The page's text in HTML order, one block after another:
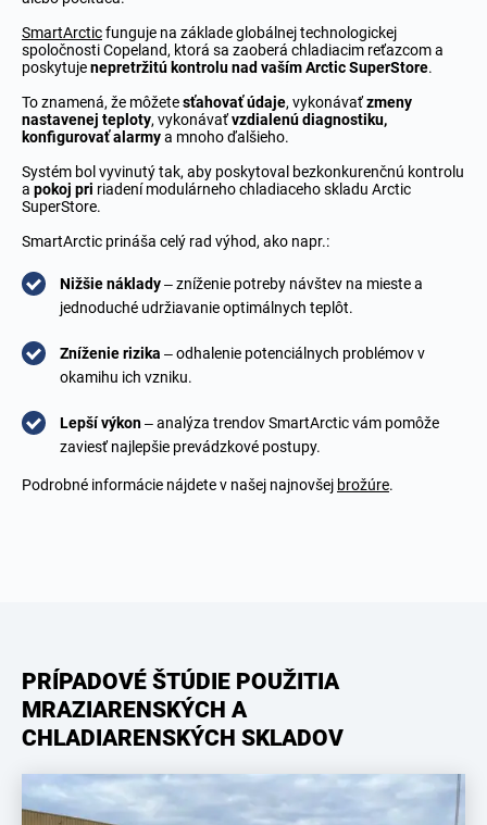
SmartArcticfunguje na základe globálnej technologickej
spoločnosti Copeland, ktorá sa zaoberá chladiacim reťazcom a
poskytujenepretržitú kontrolu nad vaším Arctic SuperStore.
To znamená, že môžetesťahovať údaje, vykonávaťzmeny
nastavenej teploty, vykonávaťvzdialenú diagnostiku,
konfigurovať alarmya mnoho ďalšieho.
Systém bol vyvinutý tak, aby poskytoval bezkonkurenčnú kontrolu
a pokoj pri riadení modulárneho chladiaceho skladu Arctic
SuperStore.
SmartArctic prináša celý rad výhod, ako napr.:
Nižšie náklady– zníženie potreby návštev na mieste a
jednoduché udržiavanie optimálnych teplôt.
Zníženie rizika – odhalenie potenciálnych problémov v
okamihu ich vzniku.
Lepší výkon– analýza trendov SmartArctic vám pomôže
zaviesť najlepšie prevádzkové postupy.
Podrobné informácie nájdete v našej najnovšej brožúre.
PRÍPADOVÉ ŠTÚDIE POUŽITIA
MRAZIARENSKÝCH A
CHLADIARENSKÝCH SKLADOV